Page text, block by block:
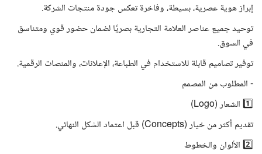
إبراز هوية عصرية، بسيطة، وفاخرة تعكس جودة منتجات الشركة.
توحيد جميع عناصر العلامة التجارية بصريًا لضمان حضور قوي ومتناسق
في السوق.
توفير تصاميم قابلة للاستخدام في الطباعة، الإعلانات، والمنصات الرقمية.
- المطلوب من المصمم
1️⃣ الشعار (Logo)
تقديم أكثر من خيار (Concepts) قبل اعتماد الشكل النهائي.
2️⃣ الألوان والخطوط